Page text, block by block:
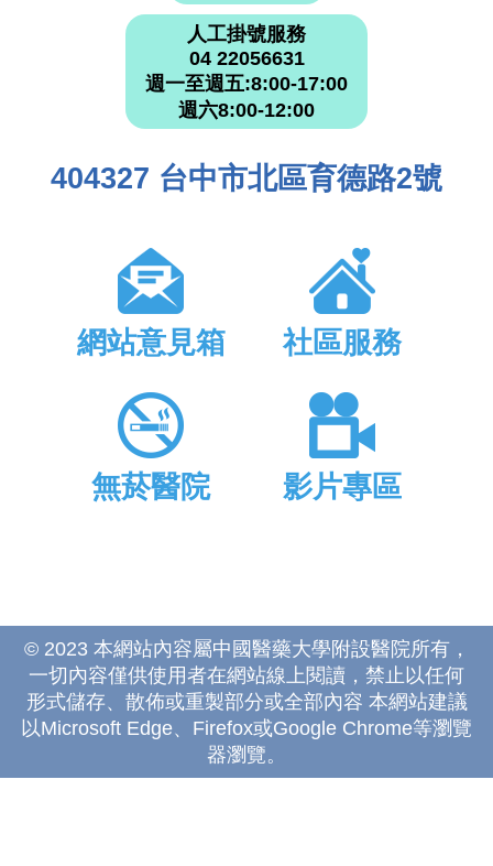
人工掛號服務
04 22056631
週一至週五:8:00-17:00
週六8:00-12:00
404327 台中市北區育德路2號
網站意見箱 社區服務
無菸醫院 影片專區
© 2023 本網站內容屬中國醫藥大學附設醫院所有，
一切內容僅供使用者在網站線上閱讀，禁止以任何
形式儲存、散佈或重製部分或全部內容 本網站建議
以Microsoft Edge、Firefox或Google Chrome等瀏覽
器瀏覽。